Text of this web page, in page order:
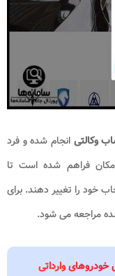
وکالتی انجام شده و فرد
فراهم شده است تا
خود را تغییر دهند. برای
مراجعه می شود.
خودروهای وارداتی